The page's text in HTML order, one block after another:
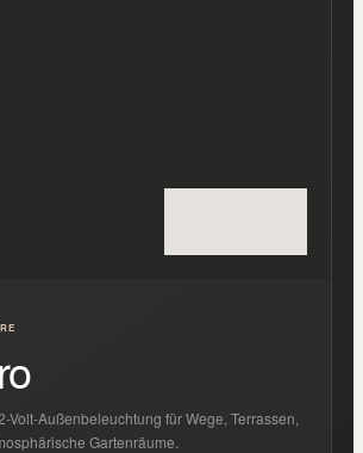
Volt-Außenbeleuchtung für Wege, Terrassen,
Gartenräume.